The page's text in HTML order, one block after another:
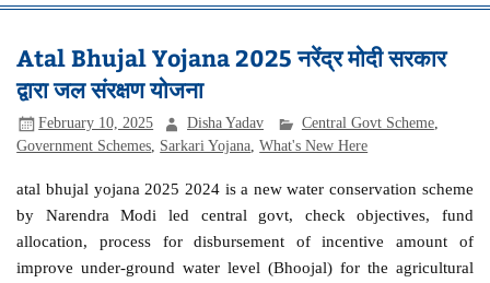
Atal Bhujal Yojana 2025 नरेंद्र मोदी सरकार
द्वारा जल संरक्षण योजना
February 10, 2025 Disha Yadav Central Govt Scheme,
Government Schemes Sarkari Yojana ,What's New Here
atal bhujal yojana 2025 2024 is a new water conservation scheme
by Narendra Modi led central govt, check objectives, fund
allocation, process for disbursement of incentive amount of
improve under-ground water level (Bhoojal) for the agricultural